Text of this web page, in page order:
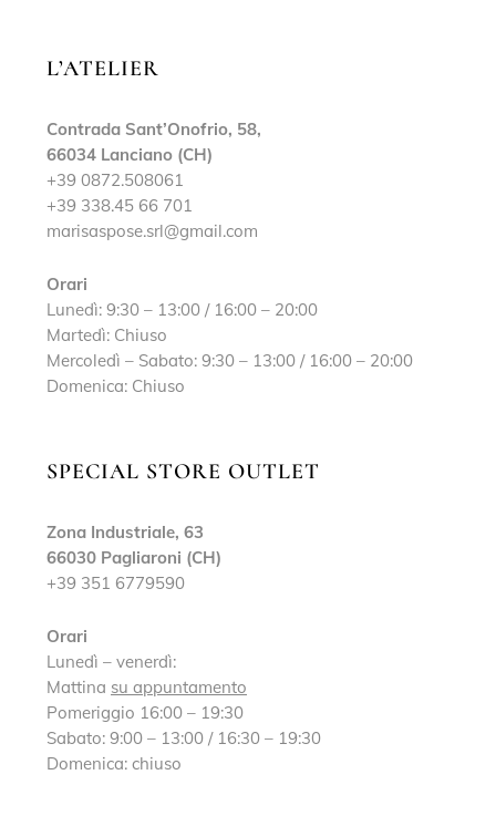
L’ATELIER
Contrada Sant’Onofrio, 58,
66034 Lanciano (CH)
+39 0872.508061
+39 338.45 66 701
marisaspose.srl@gmail.com
Orari
Lunedì: 9:30 – 13:00 / 16:00 – 20:00
Martedì: Chiuso
Mercoledì – Sabato: 9:30 – 13:00 / 16:00 – 20:00
Domenica: Chiuso
SPECIAL STORE OUTLET
Zona Industriale, 63
66030 Pagliaroni (CH)
+39 351 6779590
Orari
Lunedì – venerdì:
Mattina su appuntamento
Pomeriggio 16:00 – 19:30
Sabato: 9:00 – 13:00 / 16:30 – 19:30
Domenica: chiuso